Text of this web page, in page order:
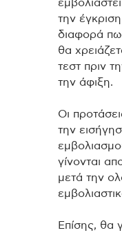
την
διαφορά
θα
τεστ πριν
την άφιξη.
Οι
την
γίνονται
μετά την
Επίσης, θα